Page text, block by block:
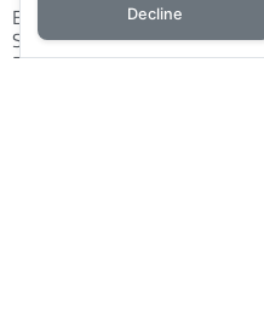
ESPERT: LA CONDENA EN EE.
SITUACIÓN EN LA CAUSA
DINERO
Decline